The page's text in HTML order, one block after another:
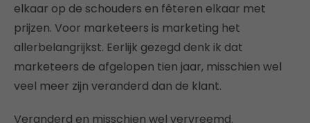
elkaar op de schouders en fêteren elkaar met
prijzen. Voor marketeers is marketing het
allerbelangrijkst. Eerlijk gezegd denk ik dat
marketeers de afgelopen tien jaar, misschien wel
veel meer zijn veranderd dan de klant.
Veranderd en misschien wel vervreemd.